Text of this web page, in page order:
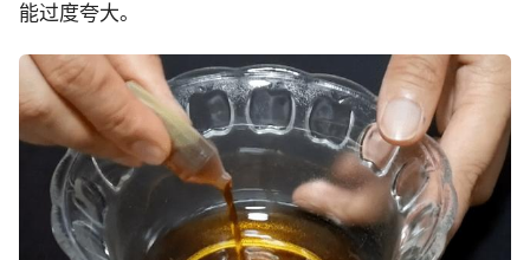
能过度夸大。